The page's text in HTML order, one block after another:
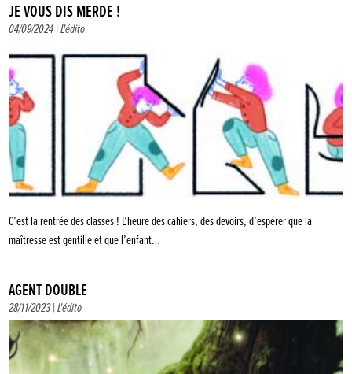
JE VOUS DIS MERDE !
04/09/2024 |L'édito
C’est la rentrée des classes ! L’heure des cahiers, des devoirs, d’espérer que la
maîtresse est gentille et que l’enfant…
AGENT DOUBLE
28/11/2023 |L'édito